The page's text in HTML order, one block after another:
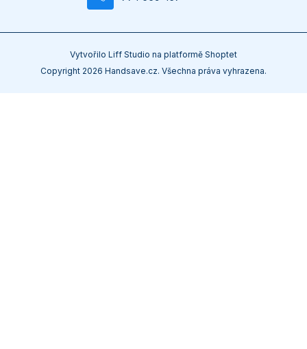
Vytvořilo Liff Studio na platformě Shoptet
Copyright 2026 Handsave.cz. Všechna práva vyhrazena.